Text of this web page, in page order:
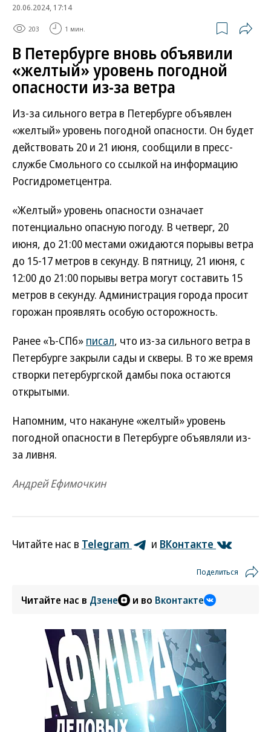
20.06.2024, 17:14
203 1 мин.
В Петербурге вновь объявили
«желтый» уровень погодной
опасности из-за ветра
Из-за сильного ветра в Петербурге объявлен
«желтый» уровень погодной опасности. Он будет
действовать 20 и 21 июня, сообщили в пресс-
службе Смольного со ссылкой на информацию
Росгидрометцентра.
«Желтый» уровень опасности означает
потенциально опасную погоду. В четверг, 20
июня, до 21:00 местами ожидаются порывы ветра
до 15-17 метров в секунду. В пятницу, 21 июня, с
12:00 до 21:00 порывы ветра могут составить 15
метров в секунду. Администрация города просит
горожан проявлять особую осторожность.
Ранее «Ъ-СПб» писал, что из-за сильного ветра в
Петербурге закрыли сады и скверы. В то же время
створки петербургской дамбы пока остаются
открытыми.
Напомним, что накануне «желтый» уровень
погодной опасности в Петербурге объявляли из-
за ливня.
Андрей Ефимочкин
Читайте нас в Telegram и ВКонтакте
Поделиться
Читайте нас в Дзене и во Вконтакте